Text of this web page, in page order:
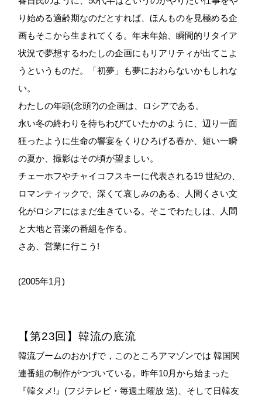
り始める適齢期なのだとすれば、ほんものを見極める企
画もそこから生まれてくる。年末年始、瞬間的リタイア
状況で夢想するわたしの企画にもリアリティが出てこよ
うというものだ。「初夢」も夢におわらないかもしれな
い。
わたしの年頭(念頭?)の企画は、ロシアである。
永い冬の終わりを待ちわびていたかのように、辺り一面
狂ったように生命の響宴をくりひろげる春か、短い一瞬
の夏か、撮影はその頃が望ましい。
チェーホフやチャイコフスキーに代表される19 世紀の、
ロマンティックで、深くて哀しみのある、人間くさい文
化がロシアにはまだ生きている。そこでわたしは、人間
と大地と音楽の番組を作る。
さあ、営業に行こう!
(2005年1月)
【第23回】韓流の底流
韓流ブームのおかげで，このところアマゾンでは 韓国関
連番組の制作がつづいている。昨年10月から始まった
『韓タメ!』(フジテレビ・毎週土曜放 送)、そして日韓友